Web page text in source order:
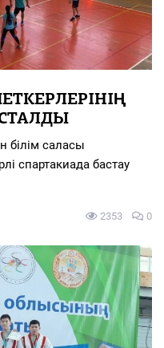
білім саласы
спартакиада бастау
2353 0